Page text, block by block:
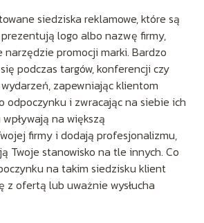
siedziska reklamowe, które są
logo albo nazwę firmy,
promocji marki. Bardzo
podczas targów, konferencji czy
zapewniając klientom
odpoczynku i zwracając na siebie ich
na większą
firmy i dodają profesjonalizmu,
Twoje stanowisko na tle innych. Co
na takim siedzisku klient
z ofertą lub uważnie wysłucha